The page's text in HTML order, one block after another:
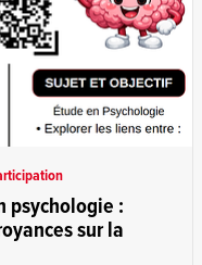
psychologie :
sur la